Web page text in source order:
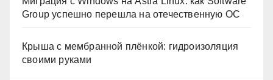
Group успешно перешла на отечественную ОС
Крыша с мембранной плёнкой: гидроизоляция
своими руками